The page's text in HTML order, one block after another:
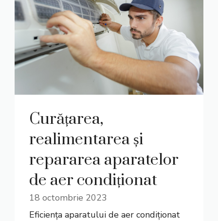
Curățarea,
realimentarea și
repararea aparatelor
de aer condiționat
18 octombrie 2023
Eficiența aparatului de aer condiționat